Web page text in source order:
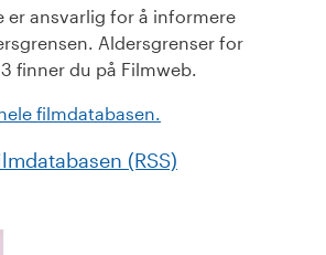
ansvarlig for å informere
Aldersgrenser for
finner du på Filmweb.
filmdatabasen.
(RSS)